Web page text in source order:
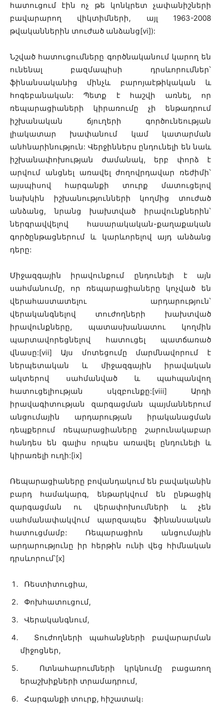
հատուցում էին ոչ թե կոնկրետ չափանիշների
բավարարող վիկտիմների, այլ 1963-2008
թվականներին տուժած անձանց[vi]):
Նշված հատուցումները գործնականում կարող են
ունենալ բազմապիսի դրսևորումներ՝
ֆինանսականից մինչև բարոյաէթիկական և
հոգեբանական: Պետք է հաշվի առնել, որ
ռեպարացիաների կիրառումը չի ենթադրում
իշխանական ճյուղերի գործունեության
լիակատար խափանում կամ կատարման
անհնարինություն: Վերջիններս ընդունելի են նաև
իշխանափոխության ժամանակ, երբ փորձ է
արվում անցնել առավել ժողովրդավար ռեժիմի՝
այսպիսով հարգանքի տուրք մատուցելով
նախկին իշխանությունների կողմից տուժած
անձանց, նրանց խախտված իրավունքներին՝
ներգրավվելով հասարակական-քաղաքական
գործընթացներում և կարևորելով այդ անձանց
դերը:
Միջազգային իրավունքում ընդունելի է այն
սահմանումը, որ ռեպարացիաները կոչված են
վերահաստատելու արդարություն՝
վերականգնելով տուժողների խախտված
իրավունքները, պատասխանատու կողմին
պարտավորեցնելով հատուցել պատճառած
վնասը:[vii] Այս մոտեցումը մարմնավորում է
ներպետական և միջազգային իրավական
ակտերով սահմանված և պահպանվող
հատուցելիության սկզբունքը:[viii] Արդի
իրավագիտության զարգացման պայմաններում
անցումային արդարության իրականացման
դեպքերում ռեպարացիաները շարունակաբար
հանդես են գալիս որպես առավել ընդունելի և
կիրառելի ուղի:[ix]
Ռեպարացիաները բովանդակում են բավականին
բարդ համակարգ, ենթարկվում են ընթացիկ
զարգացման ու վերափոխումների և չեն
սահմանափակվում պարզապես ֆինանսական
հատուցմամբ: Ռեպարացիոն անցումային
արդարությունը իր հերթին ունի վեց հիմնական
դրսևորում՝[x]
Ռեստիտուցիա,
Փոխհատուցում,
Վերականգնում,
Տուժողների պահանջների բավարարման
միջոցներ,
Ոտնահարումների կրկնումը բացառող
երաշխիքների տրամադրում,
Հարգանքի տուրք, հիշատակ։